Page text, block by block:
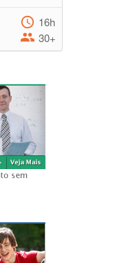
16h
30+